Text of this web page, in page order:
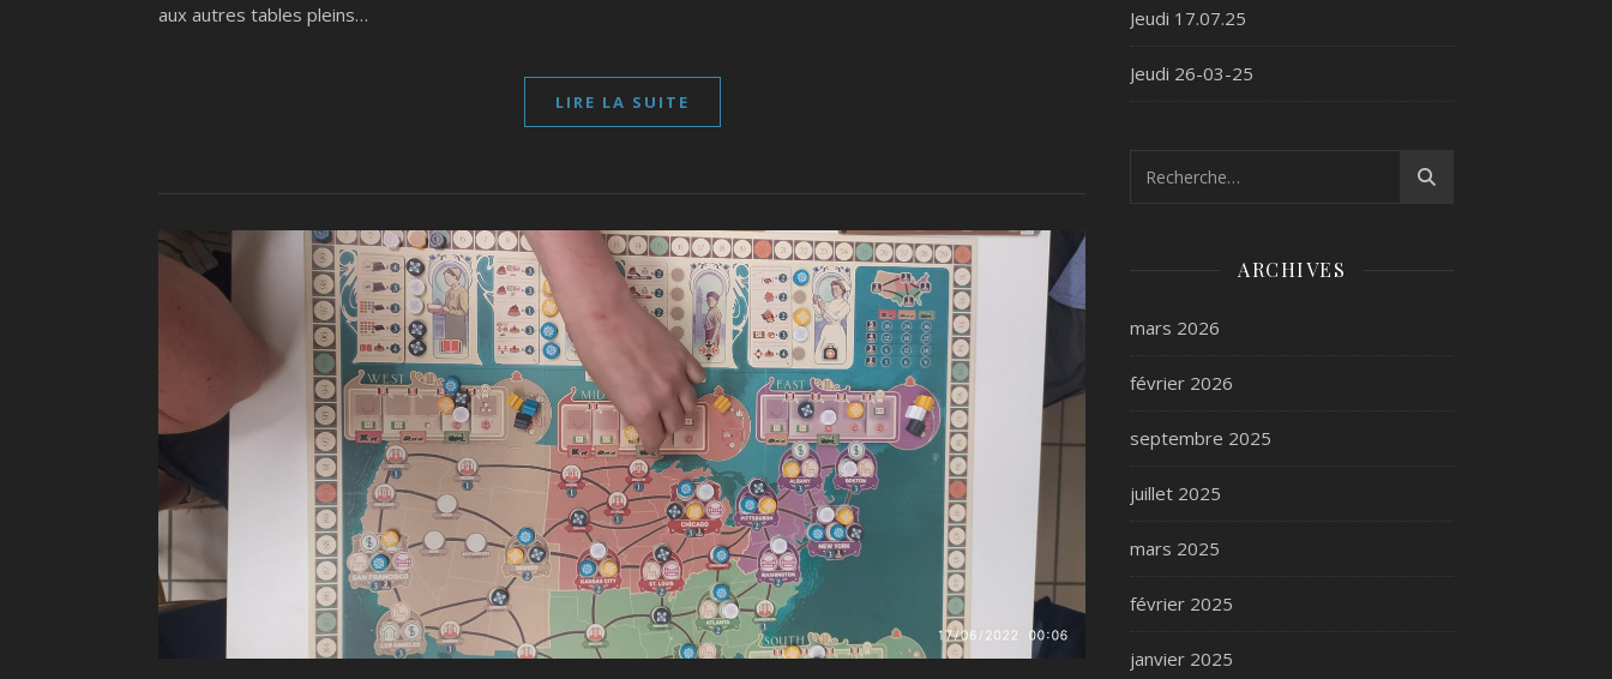
aux autres tables pleins…
LIRE LA SUITE
Jeudi 17.07.25
Jeudi 26-03-25
ARCHIVES
mars 2026
février 2026
septembre 2025
juillet 2025
mars 2025
février 2025
janvier 2025